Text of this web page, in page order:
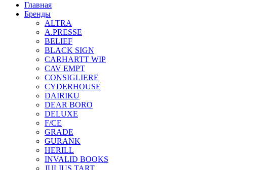
Главная
Бренды
ALTRA
A.PRESSE
BELIEF
BLACK SIGN
CARHARTT WIP
CAV EMPT
CONSIGLIERE
CYDERHOUSE
DAIRIKU
DEAR BORO
DELUXE
F/CE
GRADE
GURANK
HERILL
INVALID BOOKS
JULIUS TART